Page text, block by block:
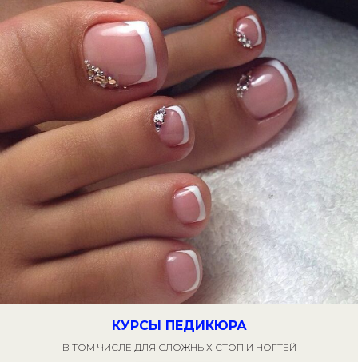
КУРСЫ ПЕДИКЮРА
В ТОМ ЧИСЛЕ ДЛЯ СЛОЖНЫХ СТОП И НОГТЕЙ